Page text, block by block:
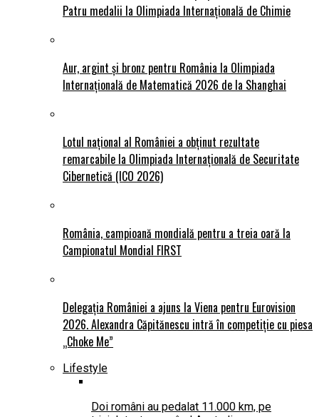
Patru medalii la Olimpiada Internațională de Chimie
Aur, argint și bronz pentru România la Olimpiada
Internațională de Matematică 2026 de la Shanghai
Lotul național al României a obținut rezultate
remarcabile la Olimpiada Internațională de Securitate
Cibernetică (ICO 2026)
România, campioană mondială pentru a treia oară la
Campionatul Mondial FIRST
Delegația României a ajuns la Viena pentru Eurovision
2026. Alexandra Căpitănescu intră în competiție cu piesa
„Choke Me”
Lifestyle
Doi români au pedalat 11.000 km, pe